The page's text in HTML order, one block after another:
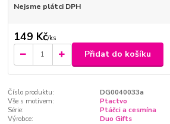
Nejsme plátci DPH
149 Kč/ks
Přidat do košíku
Číslo produktu:
DG0040033a
Vše s motivem:
Ptactvo
Série:
Ptáčci a cesmína
Výrobce:
Duo Gifts